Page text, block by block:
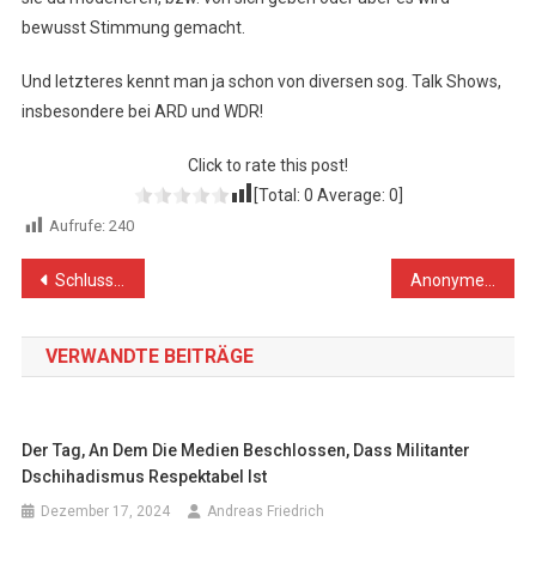
bewusst Stimmung gemacht.
Und letzteres kennt man ja schon von diversen sog. Talk Shows,
insbesondere bei ARD und WDR!
Click to rate this post!
[Total: 0 Average: 0
Aufrufe: 240
Beitragsnavigation
Schluss mit der deutschen Scheinheiligkeit und Doppelmoral! Anonyme Scharfschützen und ein Todesurteil
VERWANDTE BEITRÄGE
Der Tag, An Dem Die Medien Beschlossen, Dass Militanter
Dschihadismus Respektabel Ist
Dezember 17, 2024 Andreas Friedrich